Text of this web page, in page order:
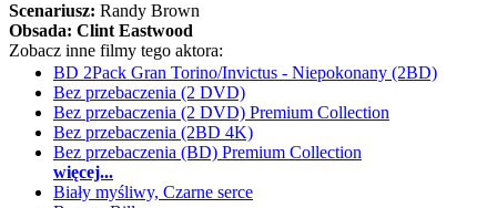
Scenariusz: Randy Brown
Obsada: Clint Eastwood
Zobacz inne filmy tego aktora:
BD 2Pack Gran Torino/Invictus - Niepokonany (2BD)
Bez przebaczenia (2 DVD)
Bez przebaczenia (2 DVD) Premium Collection
Bez przebaczenia (2BD 4K)
Bez przebaczenia (BD) Premium Collection
więcej...
Biały myśliwy, Czarne serce